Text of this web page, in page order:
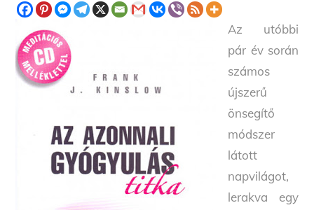
Az utóbbi
pár év során
számos
újszerű
önsegítő
módszer
látott
napvilágot,
lerakva egy